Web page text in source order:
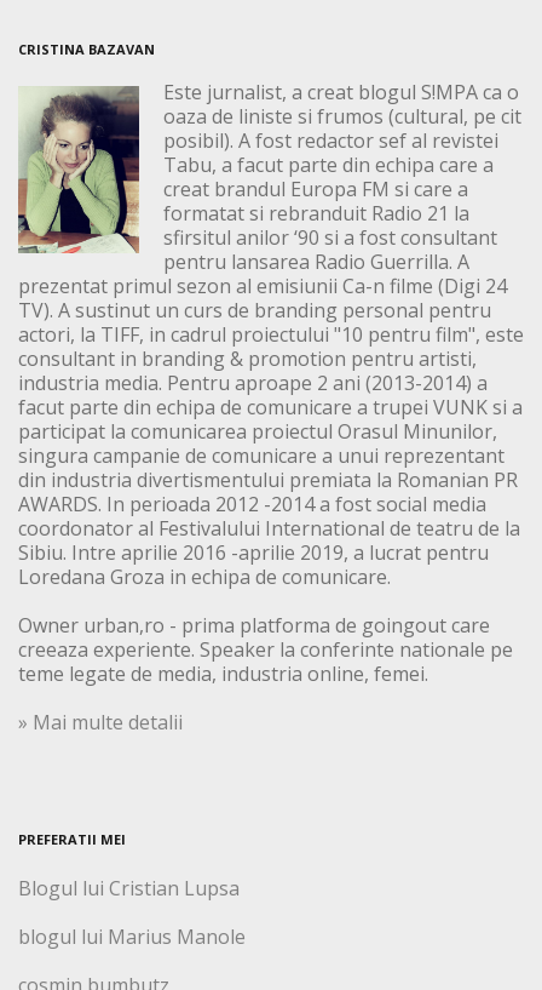
CRISTINA BAZAVAN
Este jurnalist, a creat blogul S!MPA ca o
oaza de liniste si frumos (cultural, pe cit
posibil). A fost redactor sef al revistei
Tabu, a facut parte din echipa care a
creat brandul Europa FM si care a
formatat si rebranduit Radio 21 la
sfirsitul anilor ‘90 si a fost consultant
pentru lansarea Radio Guerrilla. A
prezentat primul sezon al emisiunii Ca-n filme (Digi 24
TV). A sustinut un curs de branding personal pentru
actori, la TIFF, in cadrul proiectului "10 pentru film", este
consultant in branding & promotion pentru artisti,
industria media. Pentru aproape 2 ani (2013-2014) a
facut parte din echipa de comunicare a trupei VUNK si a
participat la comunicarea proiectul Orasul Minunilor,
singura campanie de comunicare a unui reprezentant
din industria divertismentului premiata la Romanian PR
AWARDS. In perioada 2012 -2014 a fost social media
coordonator al Festivalului International de teatru de la
Sibiu. Intre aprilie 2016 -aprilie 2019, a lucrat pentru
Loredana Groza in echipa de comunicare.
Owner urban,ro - prima platforma de goingout care
creeaza experiente. Speaker la conferinte nationale pe
teme legate de media, industria online, femei.
» Mai multe detalii
PREFERATII MEI
Blogul lui Cristian Lupsa
blogul lui Marius Manole